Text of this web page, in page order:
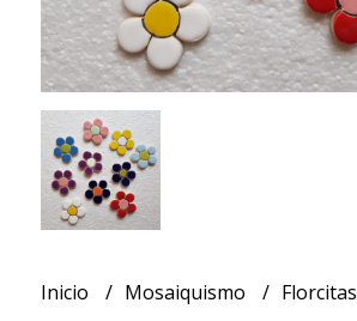
Inicio Mosaiquismo Florcitas